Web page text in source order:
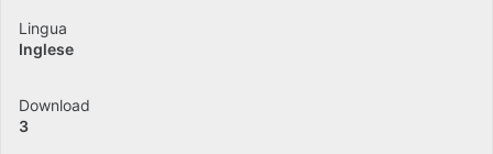
Lingua
Inglese
Download
3